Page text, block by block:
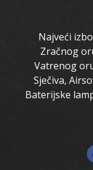
Najveći
Zračnog
Vatrenog
Sječiva,
Baterijske